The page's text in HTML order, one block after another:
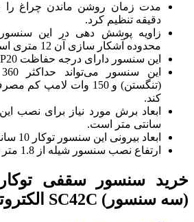
دقیقه تنظیم کرد.
محدوده آشکار سازی آن 12 متری است.
این سنسور دارای درجه حفاظت IP20 می‌باشد.
(تنگستن) و 150 وات
کند.
سانتی متر است.
ابعاد بیرونی این سنسور توکار 10 سانتی متر است.
ارتفاع نصب سنسور شیله از 1.8 متر تا 2.5 متر می‌باشد.
خرید سنسور سقفی
(سه سنسور) SC42C